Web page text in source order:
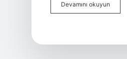
Devamını okuyun
Nedir